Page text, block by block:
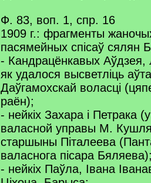
Ф. 83, воп. 1, спр. 16
1909 г.: фрагменты
пасямейных спісаў сялян
- Кандрацёнкавых Аўдзея,
як удалося высветліць
Даўгамохскай воласці
раён);
- нейкіх Захара і Петрака
валасной управы М.
старшыны Піталеева
валаснога пісара
- нейкіх Паўла, Івана